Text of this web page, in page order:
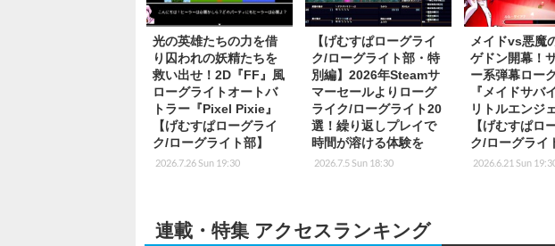
光の英雄たちの力を借
り囚われの妖精たちを
救い出せ！2D『FF』風
ローグライトオートバ
トラー『Pixel Pixie』
【げむすぱローグライ
ク/ローグライト部】
2026.7.26 Sun 19:30
【げむすぱローグライ
ク/ローグライト部・特
別編】2026年Steamサ
マーセールよりローグ
ライク/ローグライト20
選！繰り返しプレイで
時間が溶ける体験を
2026.7.5 Sun 18:30
メイドvs悪魔
ゲドン開幕！
ー系弾幕ロー
『メイドサバ
リトルエンジ
【げむすぱロ
ク/ローグライ
2026.6.21 Sun
連載・特集 アクセスランキング